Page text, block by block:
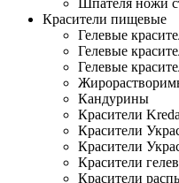
Шпателя ножи
Красители пищевые
Гелевые
Гелевые
Гелевые
Кандурины
Красители
Красители
Красители
Красители
Красители